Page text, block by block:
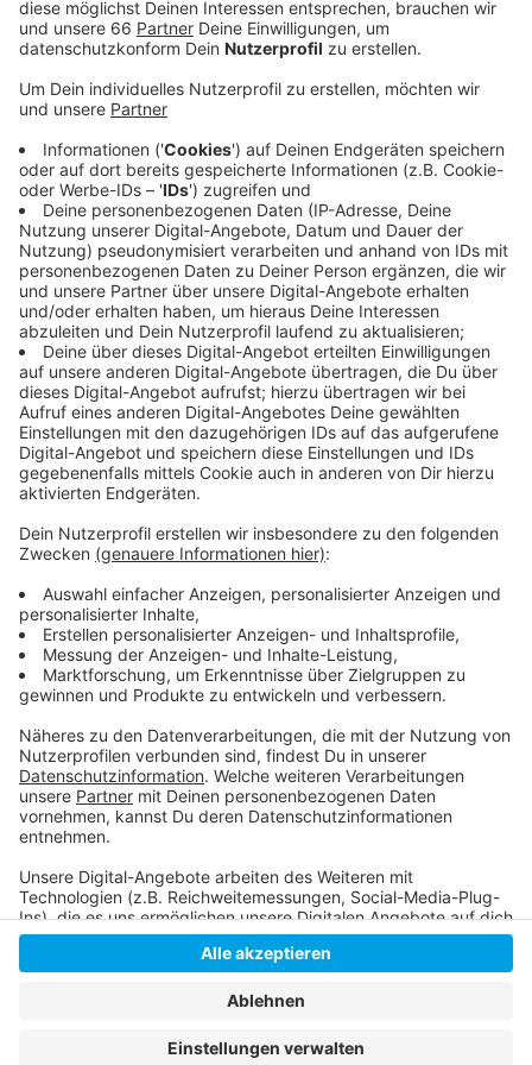
Anzeige
Mit dabei sind unter anderem wieder Langstrecken-
Verbindungen in Richtung Karibik und Dubai. Wer Sonne
tanken will, der kann auch in Richtung Kanaren
aufbrechen, zum Beispiel nach Lanzarote oder
Teneriffa. Neue Ziele sind diesmal beispielsweise von
Eurowings ab Düsseldorf nach Bergamo oder Tromsö
in Norwegen. Andere Anbieter erhöhen zum
Winterflugplan ihre Flug-Taktung in Richtung Mallorca.
Anzeige
Weitere Infos und Links zum Thema
Überblick über die Flugziele ab Düsseldorf
Einzelheiten zum Winterflugplan
Anzeige
Anzeige